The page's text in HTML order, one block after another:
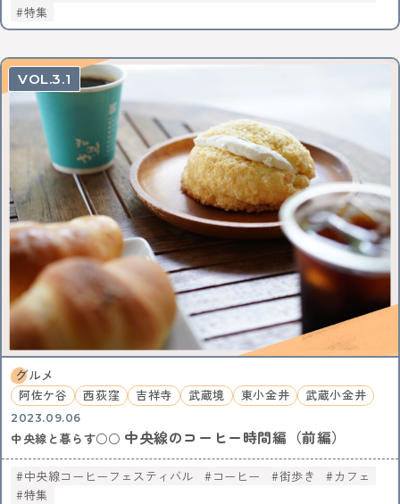
特集
3.1
グルメ
阿佐ケ谷 西荻窪 吉祥寺 武蔵境 東小金井 武蔵小金井
2023.09.06
中央線と暮らす○○ 中央線のコーヒー時間編（前編）
中央線コーヒーフェスティバル コーヒー 街歩き
カフェ
特集